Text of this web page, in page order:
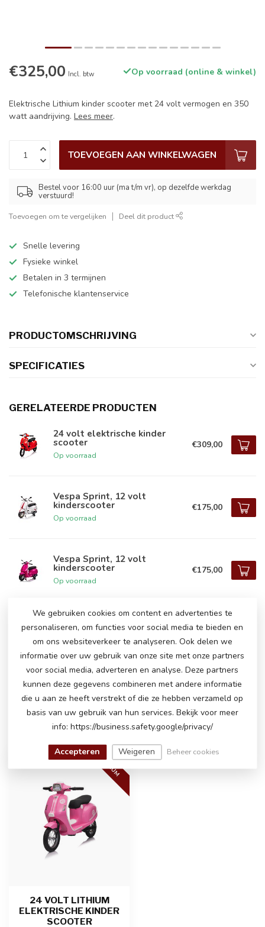
€325,00 Incl. btw Op voorraad (online & winkel)
Elektrische Lithium kinder scooter met 24 volt vermogen en 350
watt aandrijving. Lees meer.
TOEVOEGEN AAN WINKELWAGEN
Bestel voor 16:00 uur (ma t/m vr), op dezelfde werkdag
verstuurd!
Toevoegen om te vergelijken Deel dit product
Snelle levering
Fysieke winkel
Betalen in 3 termijnen
Telefonische klantenservice
PRODUCTOMSCHRIJVING
SPECIFICATIES
GERELATEERDE PRODUCTEN
24 volt elektrische kinder
scooter
Op voorraad
€309,00
Vespa Sprint, 12 volt
kinderscooter
Op voorraad
€175,00
Vespa Sprint, 12 volt
kinderscooter
Op voorraad
€175,00
HEEFT U NOG VRAGEN OVER DIT
PRODUCT!
Neem gerust contact op met onze
klantenservice viainfo@atoys.nlof+31 40 282
. Wij helpen u graag verder!
RECENT BEKEKEN
LITHIUM
24 VOLT LITHIUM
ELEKTRISCHE KINDER
SCOOTER
We gebruiken cookies om content en advertenties te
personaliseren, om functies voor social media te bieden en
om ons websiteverkeer te analyseren. Ook delen we
informatie over uw gebruik van onze site met onze partners
voor social media, adverteren en analyse. Deze partners
kunnen deze gegevens combineren met andere informatie
die u aan ze heeft verstrekt of die ze hebben verzameld op
basis van uw gebruik van hun services. Bekijk voor meer
info: https://business.safety.google/privacy/
Accepteren Weigeren Beheer cookies